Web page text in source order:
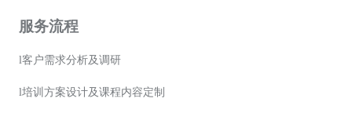
服务流程
l客户需求分析及调研
l培训方案设计及课程内容定制